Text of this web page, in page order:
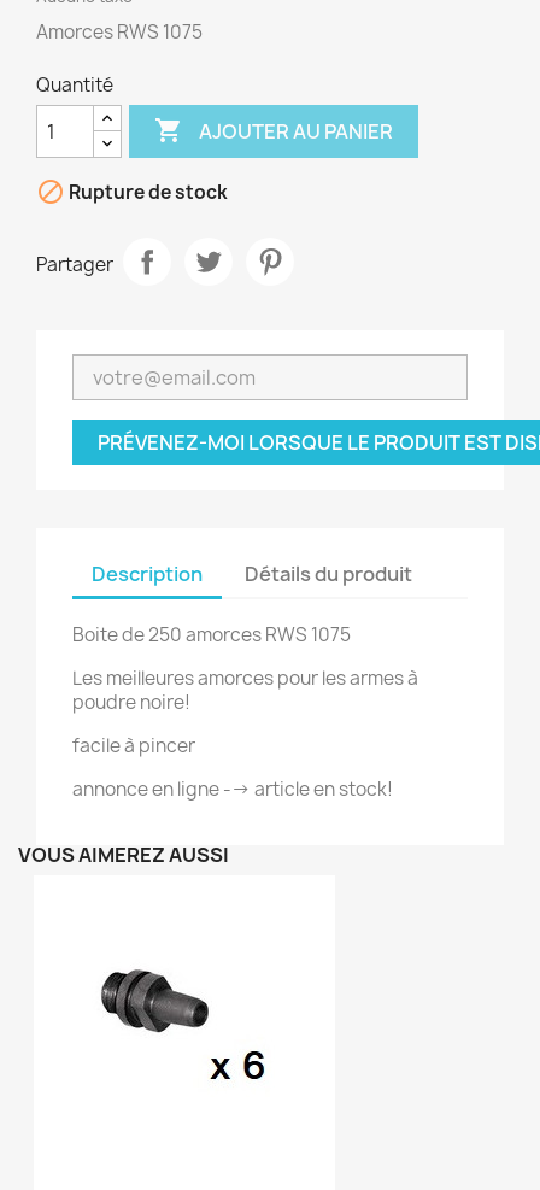
Amorces RWS 1075
Quantité
 AJOUTER AU PANIER
 Rupture de stock
Partager
PRÉVENEZ-MOI LORSQUE LE PRODUIT EST
Description Détails du produit
Boite de 250 amorces RWS 1075
Les meilleures amorces pour les armes à
poudre noire!
facile à pincer
annonce en ligne --> article en stock!
VOUS AIMEREZ AUSSI